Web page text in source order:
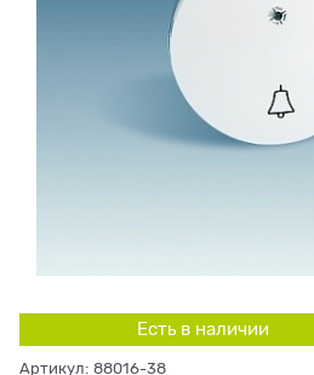
Есть в наличии
Артикул: 88016-38